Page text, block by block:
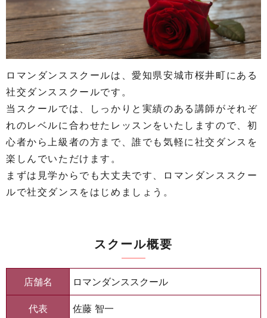
ロマンダンススクールは、愛知県安城市桜井町にある
社交ダンススクールです。
当スクールでは、しっかりと実績のある講師がそれぞ
れのレベルに合わせたレッスンをいたしますので、初
心者から上級者の方まで、誰でも気軽に社交ダンスを
楽しんでいただけます。
まずは見学からでも大丈夫です、ロマンダンススクー
ルで社交ダンスをはじめましょう。
スクール概要
店舗名 ロマンダンススクール
代表 佐藤 智一